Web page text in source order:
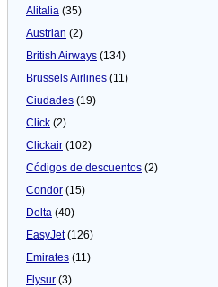
Alitalia (35)
Austrian (2)
British Airways (134)
Brussels Airlines (11)
Ciudades (19)
Click (2)
Clickair (102)
Códigos de descuentos (2)
Condor (15)
Delta (40)
EasyJet(126)
Emirates (11)
Flysur (3)